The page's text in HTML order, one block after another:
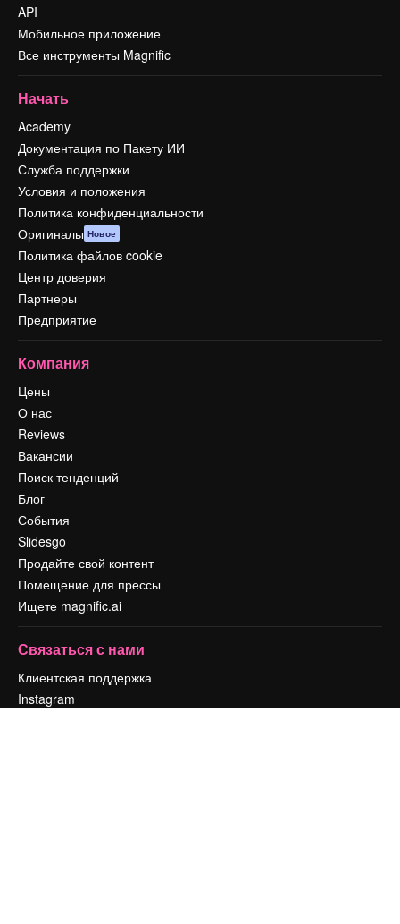
API
Мобильное приложение
Все инструменты Magnific
Начать
Academy
Документация по Пакету ИИ
Служба поддержки
Условия и положения
Политика конфиденциальности
Оригиналы Новое
Политика файлов cookie
Центр доверия
Партнеры
Предприятие
Компания
Цены
О нас
Reviews
Вакансии
Поиск тенденций
Блог
События
Slidesgo
Продайте свой контент
Помещение для прессы
Ищете magnific.ai
Связаться с нами
Клиентская поддержка
Instagram